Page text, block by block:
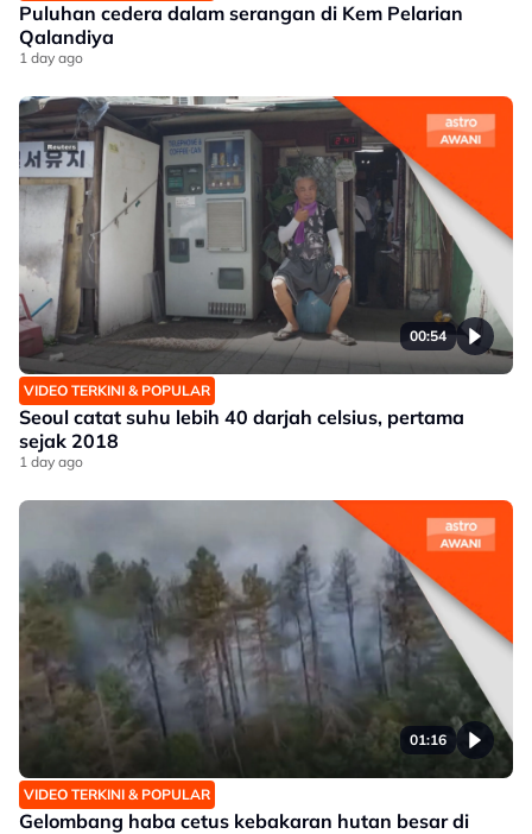
Puluhan cedera dalam serangan di Kem Pelarian
Qalandiya
1 day ago
00:54
VIDEO TERKINI & POPULAR
Seoul catat suhu lebih 40 darjah celsius, pertama
sejak 2018
1 day ago
01:16
VIDEO TERKINI & POPULAR
Gelombang haba cetus kebakaran hutan besar di